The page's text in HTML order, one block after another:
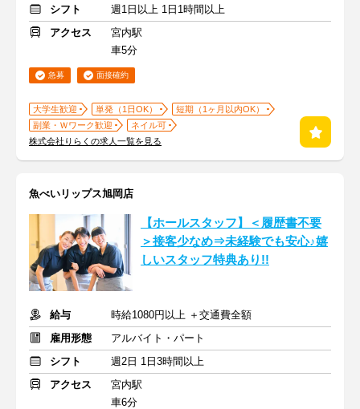
シフト
週1日以上 1日1時間以上
アクセス
宮内駅
車5分
急募 面接確約
大学生歓迎 単発（1日OK）
短期（1ヶ月以内OK）
副業・Ｗワーク歓迎
ネイル可
株式会社りらくの求人一覧を見る
魚べいリップス旭岡店
【ホールスタッフ】＜履歴書不要
＞接客少なめ⇒未経験でも安心♪嬉
しいスタッフ特典あり!!
給与
時給1080円以上 ＋交通費全額
雇用形態
アルバイト・パート
シフト
週2日 1日3時間以上
アクセス
宮内駅
車6分